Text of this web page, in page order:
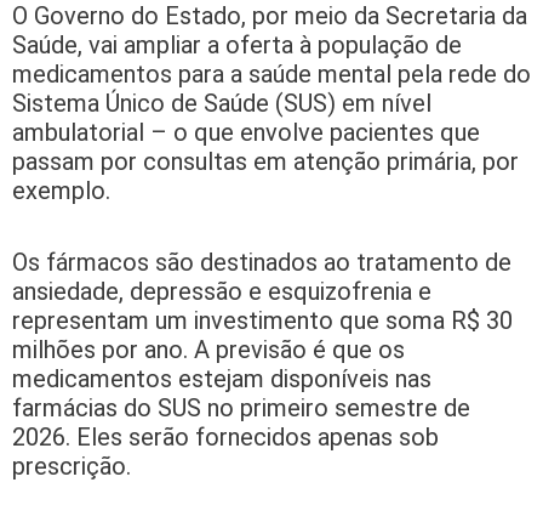
O Governo do Estado, por meio da Secretaria da
Saúde, vai ampliar a oferta à população de
medicamentos para a saúde mental pela rede do
Sistema Único de Saúde (SUS) em nível
ambulatorial – o que envolve pacientes que
passam por consultas em atenção primária, por
exemplo.
Os fármacos são destinados ao tratamento de
ansiedade, depressão e esquizofrenia e
representam um investimento que soma R$ 30
milhões por ano. A previsão é que os
medicamentos estejam disponíveis nas
farmácias do SUS no primeiro semestre de
2026. Eles serão fornecidos apenas sob
prescrição.